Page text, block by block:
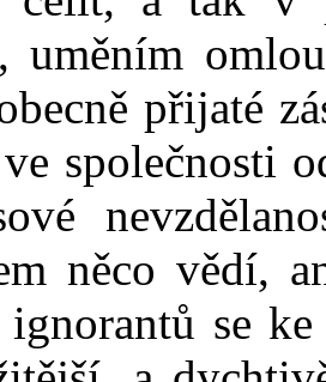
uměním
přijaté
společnosti
něco vědí,
ignorantů se